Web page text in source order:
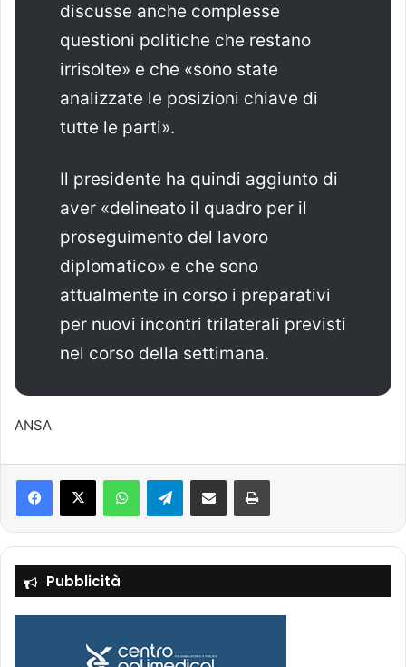
discusse anche complesse
questioni politiche che restano
irrisolte» e che «sono state
analizzate le posizioni chiave di
tutte le parti».
Il presidente ha quindi aggiunto di
aver «delineato il quadro per il
proseguimento del lavoro
diplomatico» e che sono
attualmente in corso i preparativi
per nuovi incontri trilaterali previsti
nel corso della settimana.
ANSA
Telegram
Pubblicità